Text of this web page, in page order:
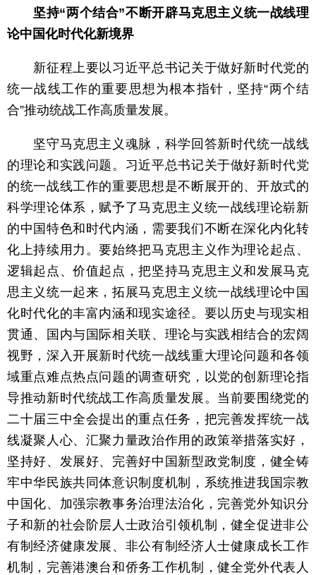
坚持“两个结合”不断开辟马克思主义统一战线理
论中国化时代化新境界
新征程上要以习近平总书记关于做好新时代党的
统一战线工作的重要思想为根本指针，坚持“两个结
合”推动统战工作高质量发展。
坚守马克思主义魂脉，科学回答新时代统一战线
的理论和实践问题。习近平总书记关于做好新时代党
的统一战线工作的重要思想是不断展开的、开放式的
科学理论体系，赋予了马克思主义统一战线理论崭新
的中国特色和时代内涵，需要我们不断在深化内化转
化上持续用力。要始终把马克思主义作为理论起点、
逻辑起点、价值起点，把坚持马克思主义和发展马克
思主义统一起来，拓展马克思主义统一战线理论中国
化时代化的丰富内涵和现实途径。要以历史与现实相
贯通、国内与国际相关联、理论与实践相结合的宏阔
视野，深入开展新时代统一战线重大理论问题和各领
域重点难点热点问题的调查研究，以党的创新理论指
导推动新时代统战工作高质量发展。当前要围绕党的
二十届三中全会提出的重点任务，把完善发挥统一战
线凝聚人心、汇聚力量政治作用的政策举措落实好，
坚持好、发展好、完善好中国新型政党制度，健全铸
牢中华民族共同体意识制度机制，系统推进我国宗教
中国化、加强宗教事务治理法治化，完善党外知识分
子和新的社会阶层人士政治引领机制，健全促进非公
有制经济健康发展、非公有制经济人士健康成长工作
机制，完善港澳台和侨务工作机制，健全党外代表人